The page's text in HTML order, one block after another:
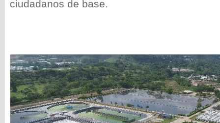
ciudadanos de base.